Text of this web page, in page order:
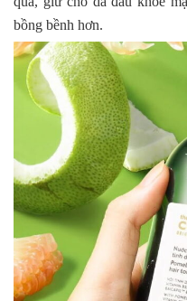
bồng bềnh hơn.